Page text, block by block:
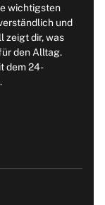
wichtigsten
und
zeigt dir, was
den Alltag.
dem 24-